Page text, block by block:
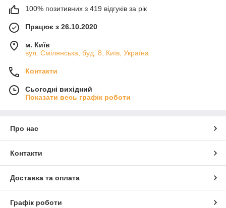
100% позитивних з 419 відгуків за рік
Працює з 26.10.2020
м. Київ
вул. Смілянська, буд. 8, Київ, Україна
Контакти
Сьогодні вихідний
Показати весь графік роботи
Про нас
Контакти
Доставка та оплата
Графік роботи